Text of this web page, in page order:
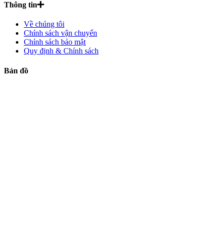
Thông tin
Về chúng tôi
Chính sách vận chuyển
Chính sách bảo mật
Quy định & Chính sách
Bản đồ